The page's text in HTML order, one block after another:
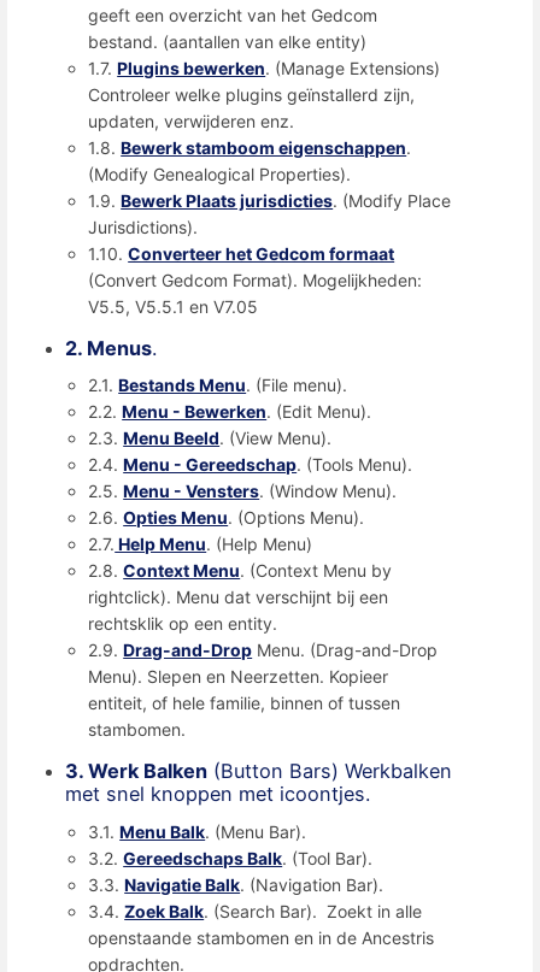
geeft een overzicht van het Gedcom
bestand. (aantallen van elke entity)
1.7.Plugins bewerken. (Manage Extensions)
Controleer welke plugins geïnstallerd zijn,
updaten, verwijderen enz.
1.8.Bewerk stamboom eigenschappen.
(Modify Genealogical Properties).
1.9.Bewerk Plaats jurisdicties. (Modify Place
Jurisdictions).
1.10.Converteer het Gedcom formaat
(Convert Gedcom Format). Mogelijkheden:
V5.5, V5.5.1 en V7.05
2. Menus.
2.1.Bestands Menu. (File menu).
2.2.Menu - Bewerken. (Edit Menu).
2.3.Menu Beeld. (View Menu).
2.4.Menu - Gereedschap. (Tools Menu).
2.5.Menu - Vensters. (Window Menu).
2.6.Opties Menu. (Options Menu).
2.7. Help Menu. (Help Menu)
2.8.Context Menu. (Context Menu by
rightclick). Menu dat verschijnt bij een
rechtsklik op een entity.
2.9.Drag-and-Drop Menu. (Drag-and-Drop
Menu). Slepen en Neerzetten. Kopieer
entiteit, of hele familie, binnen of tussen
stambomen.
3. Werk Balken (Button Bars) Werkbalken
met snel knoppen met icoontjes.
3.1.Menu Balk. (Menu Bar).
3.2.Gereedschaps Balk. (Tool Bar).
3.3.Navigatie Balk. (Navigation Bar).
3.4.Zoek Balk. (Search Bar). Zoekt in alle
openstaande stambomen en in de Ancestris
opdrachten.